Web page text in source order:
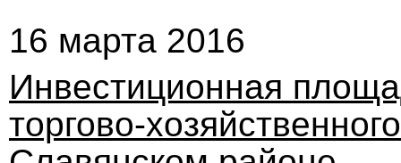
16 марта 2016
Инвестиционная
торгово-